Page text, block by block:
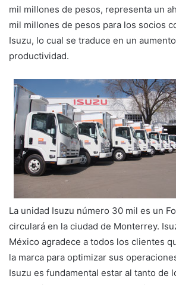
mil millones de pesos, representa un
mil millones de pesos para los socios
Isuzu, lo cual se traduce en un
productividad.
La unidad Isuzu número 30 mil es un
circulará en la ciudad de Monterrey.
México agradece a todos los clientes
la marca para optimizar sus
Isuzu es fundamental estar al tanto de